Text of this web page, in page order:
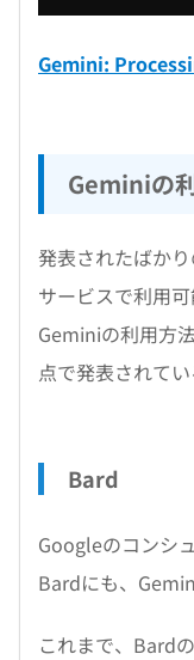
Gemini:
Geminiの
発表されたばか
サービスで利用
Geminiの利用方
点で発表されて
Bard
Googleのコンシ
Bardにも、
これまで、Bard